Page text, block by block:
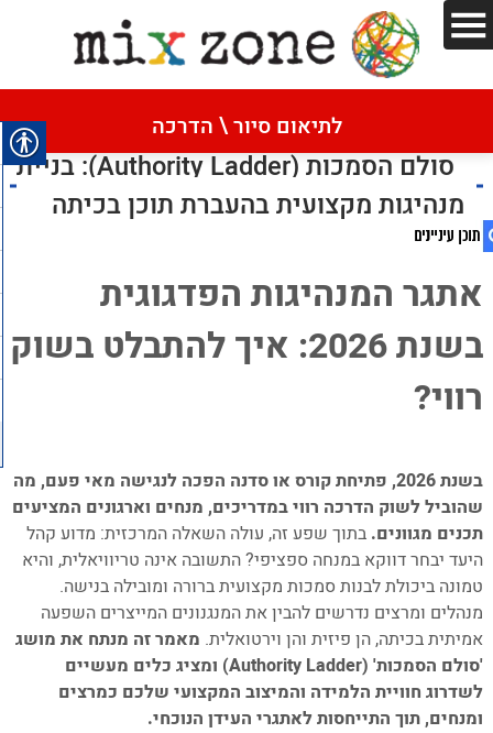
מנהיגות מקצועית בהעברת תוכן בכיתה
להתבלט בשוק רווי?
לבניית השפעה פדגוגית
4. הפרדוקס של הסמכות בכיתה המודרנית: בין
ידע לקשר אנושי
5. השפעת הסביבה הפיזית על ביסוס המנהיגות
הפדגוגית
6. תצורות ישיבה מומלצות והשפעתן הפדגוגית
7. כלים טכנולוגיים לתמיכה במנהיגות הלימודית
8. שאלות נפוצות (FAQ)
9. סיכום ומסקנות יישומיות למנחים וארגונים
לתיאום סיור \ הדרכה
דף הבית»
סולם הסמכות (Authority Ladder): בניית מנהיגות
מקצועית בהעברת תוכן בכיתה
סולם הסמכות (Authority Ladder): בניית
מנהיגות מקצועית בהעברת תוכן בכיתה
אתגר המנהיגות הפדגוגית
בשנת 2026: איך להתבלט בשוק
רווי?
בשנת 2026, פתיחת קורס או סדנה הפכה לנגישה מאי פעם, מה
שהוביל לשוק הדרכה רווי במדריכים, מנחים וארגונים המציעים
תכנים מגוונים. בתוך שפע זה, עולה השאלה המרכזית: מדוע קהל
היעד יבחר דווקא במנחה ספציפי? התשובה אינה טריוויאלית, והיא
טמונה ביכולת לבנות סמכות מקצועית ברורה ומובילה בנישה.
מנהלים ומרצים נדרשים להבין את המנגנונים המייצרים השפעה
אמיתית בכיתה, הן פיזית והן וירטואלית. מאמר זה מנתח את מושג
'סולם הסמכות' (Authority Ladder) ומציג כלים מעשיים
לשדרוג חוויית הלמידה והמיצוב המקצועי שלכם כמרצים
ומנחים, תוך התייחסות לאתגרי העידן הנוכחי.